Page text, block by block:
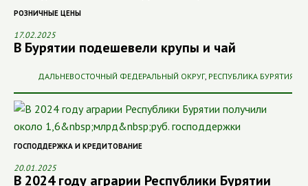
РОЗНИЧНЫЕ ЦЕНЫ
17.02.2025
В Бурятии подешевели крупы и чай
ДАЛЬНЕВОСТОЧНЫЙ ФЕДЕРАЛЬНЫЙ ОКРУГ, РЕСПУБЛИКА БУРЯТИЯ
ГОСПОДДЕРЖКА И КРЕДИТОВАНИЕ
20.01.2025
В 2024 году аграрии Республики Бурятии